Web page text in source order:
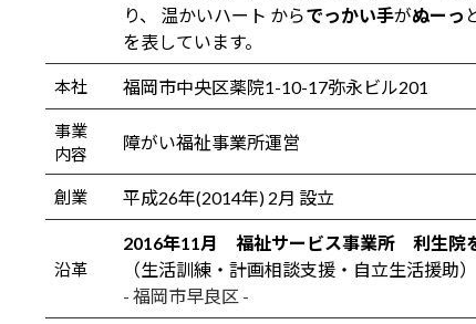
り、 温かいハート からでっかい手がぬーっ
を表しています。
本社 福岡市中央区薬院1-10-17弥永ビル201
事業
内容
障がい福祉事業所運営
創業 平成26年(2014年) 2月 設立
沿革
2016年11月 福祉サービス事業所利生院
（生活訓練・計画相談支援・自立生活援助）
- 福岡市早良区 -